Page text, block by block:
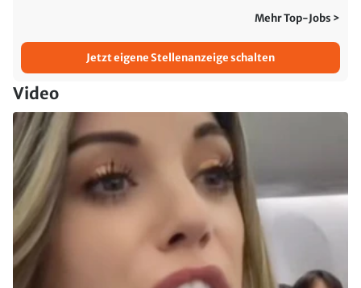
Mehr Top-Jobs >
Jetzt eigene Stellenanzeige schalten
Video